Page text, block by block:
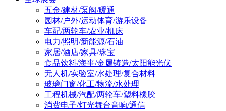
五金/建材/泵阀/暖通
园林/户外/运动体育/游乐设备
车配/两轮车/农业/机床
电力/照明/新能源/石油
家居/酒店/家具/珠宝
食品饮料/海事/金属铸造/太阳能光伏
无人机/实验室/水处理/复合材料
玻璃门窗/化工/物流/水处理
工程机械/汽配/两轮车/塑料橡胶
消费电子/灯光舞台音响/通信